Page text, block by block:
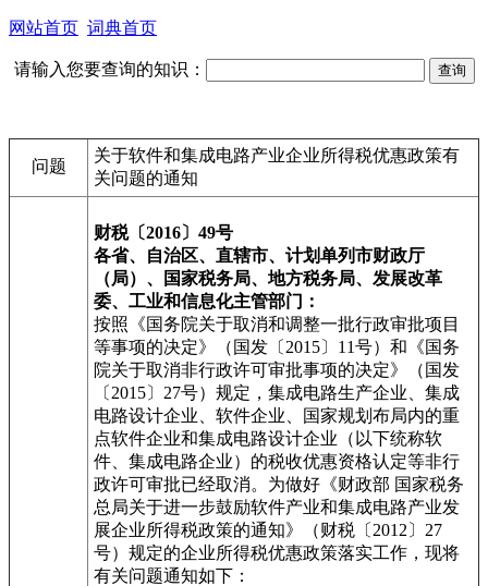
网站首页 词典首页
请输入您要查询的知识：
问题
关于软件和集成电路产业企业所得税优惠政策有
关问题的通知
财税〔2016〕49号
各省、自治区、直辖市、计划单列市财政厅
（局）、国家税务局、地方税务局、发展改革
委、工业和信息化主管部门：
按照《国务院关于取消和调整一批行政审批项目
等事项的决定》（国发〔2015〕11号）和《国务
院关于取消非行政许可审批事项的决定》（国发
〔2015〕27号）规定，集成电路生产企业、集成
电路设计企业、软件企业、国家规划布局内的重
点软件企业和集成电路设计企业（以下统称软
件、集成电路企业）的税收优惠资格认定等非行
政许可审批已经取消。为做好《财政部 国家税务
总局关于进一步鼓励软件产业和集成电路产业发
展企业所得税政策的通知》（财税〔2012〕27
号）规定的企业所得税优惠政策落实工作，现将
有关问题通知如下：